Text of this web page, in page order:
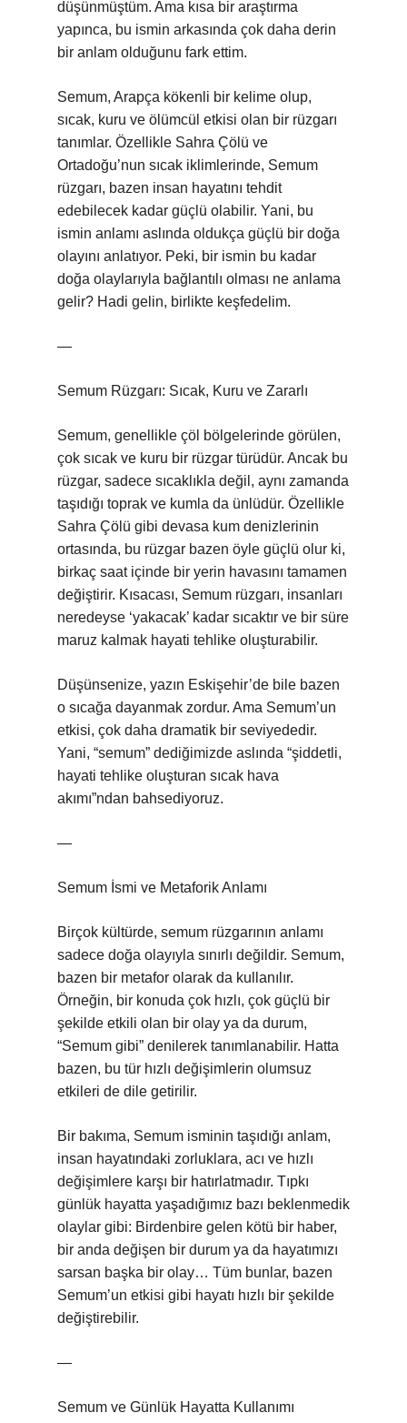
düşünmüştüm. Ama kısa bir araştırma
yapınca, bu ismin arkasında çok daha derin
bir anlam olduğunu fark ettim.
Semum, Arapça kökenli bir kelime olup,
sıcak, kuru ve ölümcül etkisi olan bir rüzgarı
tanımlar. Özellikle Sahra Çölü ve
Ortadoğu’nun sıcak iklimlerinde, Semum
rüzgarı, bazen insan hayatını tehdit
edebilecek kadar güçlü olabilir. Yani, bu
ismin anlamı aslında oldukça güçlü bir doğa
olayını anlatıyor. Peki, bir ismin bu kadar
doğa olaylarıyla bağlantılı olması ne anlama
gelir? Hadi gelin, birlikte keşfedelim.
—
Semum Rüzgarı: Sıcak, Kuru ve Zararlı
Semum, genellikle çöl bölgelerinde görülen,
çok sıcak ve kuru bir rüzgar türüdür. Ancak bu
rüzgar, sadece sıcaklıkla değil, aynı zamanda
taşıdığı toprak ve kumla da ünlüdür. Özellikle
Sahra Çölü gibi devasa kum denizlerinin
ortasında, bu rüzgar bazen öyle güçlü olur ki,
birkaç saat içinde bir yerin havasını tamamen
değiştirir. Kısacası, Semum rüzgarı, insanları
neredeyse ‘yakacak’ kadar sıcaktır ve bir süre
maruz kalmak hayati tehlike oluşturabilir.
Düşünsenize, yazın Eskişehir’de bile bazen
o sıcağa dayanmak zordur. Ama Semum’un
etkisi, çok daha dramatik bir seviyededir.
Yani, “semum” dediğimizde aslında “şiddetli,
hayati tehlike oluşturan sıcak hava
akımı”ndan bahsediyoruz.
—
Semum İsmi ve Metaforik Anlamı
Birçok kültürde, semum rüzgarının anlamı
sadece doğa olayıyla sınırlı değildir. Semum,
bazen bir metafor olarak da kullanılır.
Örneğin, bir konuda çok hızlı, çok güçlü bir
şekilde etkili olan bir olay ya da durum,
“Semum gibi” denilerek tanımlanabilir. Hatta
bazen, bu tür hızlı değişimlerin olumsuz
etkileri de dile getirilir.
Bir bakıma, Semum isminin taşıdığı anlam,
insan hayatındaki zorluklara, acı ve hızlı
değişimlere karşı bir hatırlatmadır. Tıpkı
günlük hayatta yaşadığımız bazı beklenmedik
olaylar gibi: Birdenbire gelen kötü bir haber,
bir anda değişen bir durum ya da hayatımızı
sarsan başka bir olay… Tüm bunlar, bazen
Semum’un etkisi gibi hayatı hızlı bir şekilde
değiştirebilir.
—
Semum ve Günlük Hayatta Kullanımı